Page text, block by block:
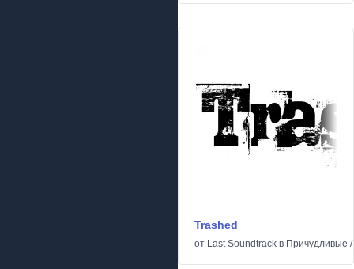
Trashed
от Last Soundtrack в Причудливые /